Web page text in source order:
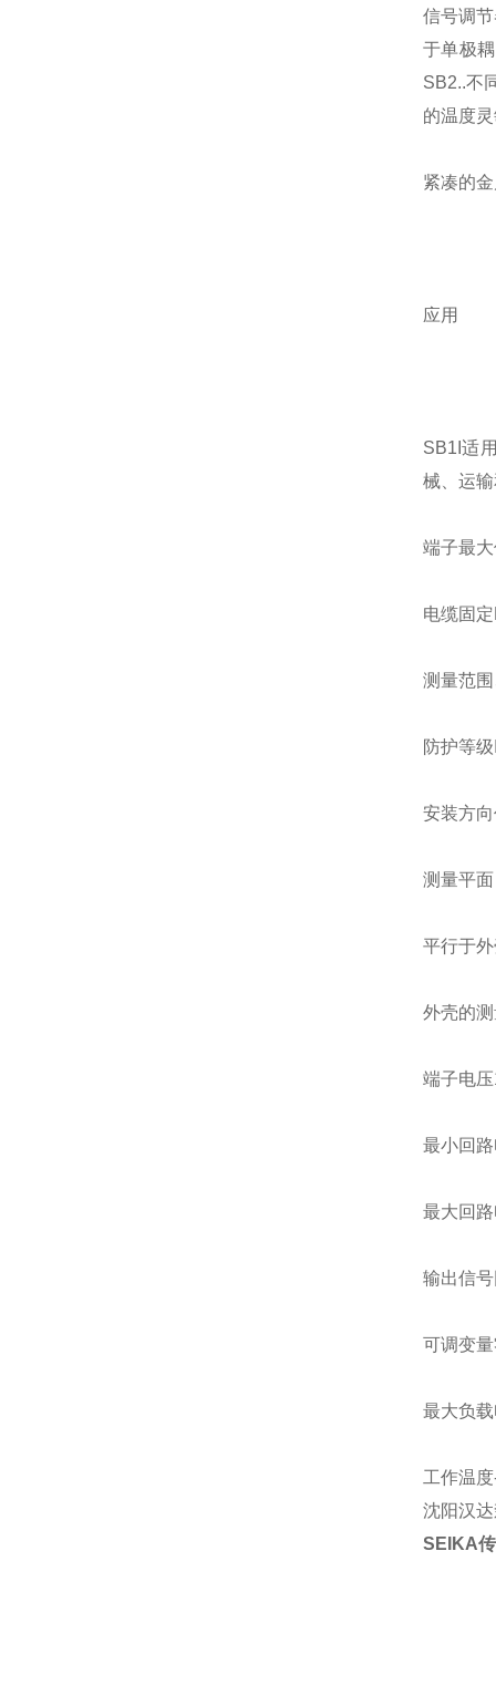
信号调
于单极
SB2..不
的温度
紧凑的
应用
SB1I适
械、运
端子最
电缆固
测量范
防护等
安装方
测量平
平行于
外壳的
端子电
最小回
最大回
输出信
可调变
最大负
工作温
沈阳汉
SEIKA